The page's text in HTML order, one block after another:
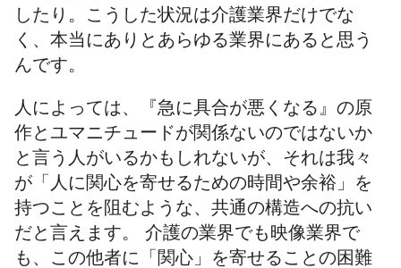
したり。こうした状況は介護業界だけでな
く、本当にありとあらゆる業界にあると思う
んです。
人によっては、『急に具合が悪くなる』の原
作とユマニチュードが関係ないのではないか
と言う人がいるかもしれないが、それは我々
が「人に関心を寄せるための時間や余裕」を
持つことを阻むような、共通の構造への抗い
だと言えます。 介護の業界でも映像業界で
も、この他者に「関心」を寄せることの困難